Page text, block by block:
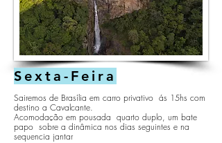
Sexta-Feira
Sairemos de Brasília em carro privativo ás 15hs com
destino a Cavalcante.
Acomodação em pousada quarto duplo, um bate
papo sobre a dinâmica nos dias seguintes e na
sequencia jantar